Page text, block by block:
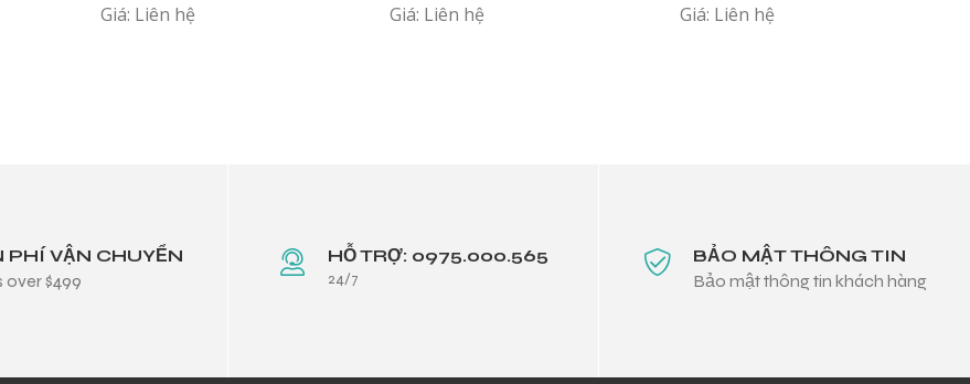
Giá: Liên hệ Giá: Liên hệ Giá: Liên hệ
PHÍ VẬN CHUYỂN
over $499
HỖ TRỢ: 0975.000.565
24/7
BẢO MẬT THÔNG TIN
Bảo mật thông tin khách hàng